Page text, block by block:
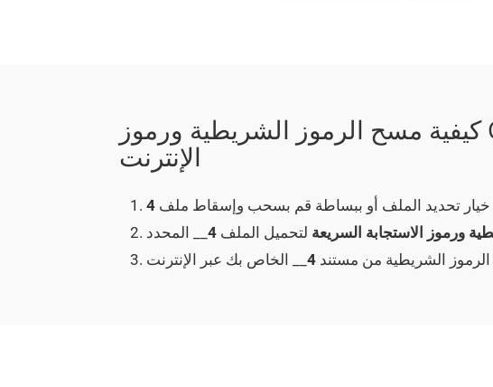
كيفية مسح الرموز الشريطية ورموز QR من ملف __4____ عبر
الإنترنت
خيار تحديد الملف أو ببساطة قم بسحب وإسقاط ملف 4
ورموز الاستجابة السريعة لتحميل الملف 4
الشريطية من مستند 4